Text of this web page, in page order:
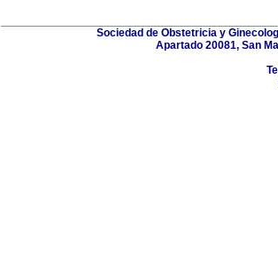
Sociedad de Obstetricia y
Apartado 20081, San